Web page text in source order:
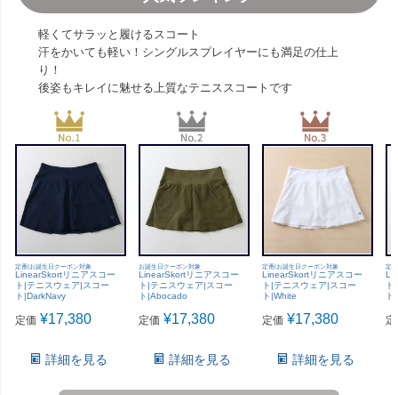
軽くてサラッと履けるスコート
汗をかいても軽い！シングルスプレイヤーにも満足の仕上
り！
後姿もキレイに魅せる上質なテニススコートです
定番|お誕生日クーポン対象
LinearSkortリニアスコー
ト|テニスウェア|スコー
ト|DarkNavy
定価 ¥17,380
詳細を見る
お誕生日クーポン対象
LinearSkortリニアスコー
ト|テニスウェア|スコー
ト|Abocado
定価 ¥17,380
詳細を見る
定番|お誕生日クーポン対象
LinearSkortリニアスコー
ト|テニスウェア|スコー
ト|White
定価 ¥17,380
詳細を見る
定
ト